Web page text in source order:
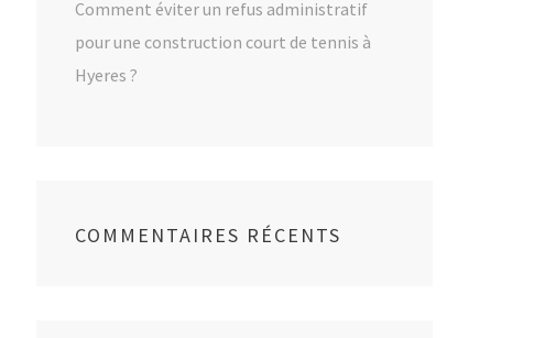
Comment éviter un refus administratif
pour une construction court de tennis à
Hyeres ?
COMMENTAIRES RÉCENTS